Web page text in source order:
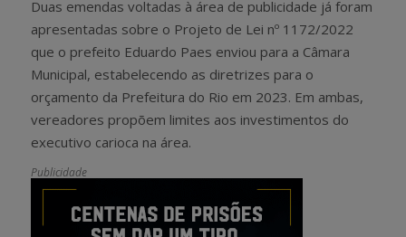
Duas emendas voltadas à área de publicidade já foram
apresentadas sobre o Projeto de Lei nº 1172/2022
que o prefeito Eduardo Paes enviou para a Câmara
Municipal, estabelecendo as diretrizes para o
orçamento da Prefeitura do Rio em 2023. Em ambas,
vereadores propõem limites aos investimentos do
executivo carioca na área.
Publicidade